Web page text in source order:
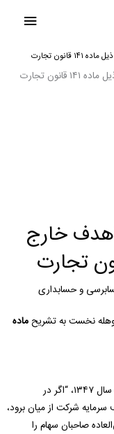
تجارت
خارج
و حسابداری
نخست به تشریحماده
سرمایه شرکت از میان برود،
صاحبان سهام را